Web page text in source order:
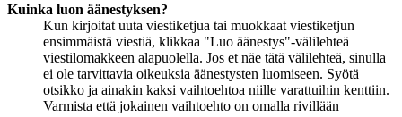
Kuinka luon äänestyksen?
Kun kirjoitat uuta viestiketjua tai muokkaat viestiketjun
ensimmäistä viestiä, klikkaa "Luo äänestys"-välilehteä
viestilomakkeen alapuolella. Jos et näe tätä välilehteä, sinulla
ei ole tarvittavia oikeuksia äänestysten luomiseen. Syötä
otsikko ja ainakin kaksi vaihtoehtoa niille varattuihin kenttiin.
Varmista että jokainen vaihtoehto on omalla rivillään